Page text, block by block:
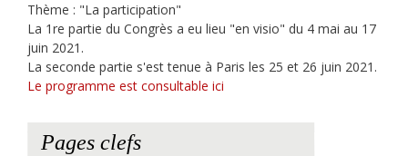
Thème : "La participation"
La 1re partie du Congrès a eu lieu "en visio" du 4 mai au 17
juin 2021.
La seconde partie s'est tenue à Paris les 25 et 26 juin 2021.
Le programme est consultable ici
Pages clefs